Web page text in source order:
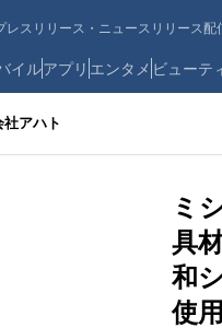
レスリリース・ニュースリリース配
イルアプリ エンタメ ビューテ
社アハト
ミ
具
和
使